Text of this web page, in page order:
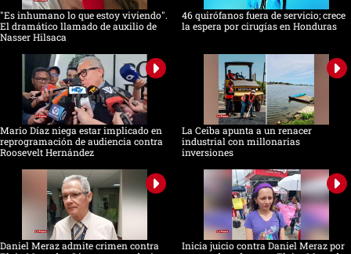
"Es inhumano lo que estoy viviendo".
El dramático llamado de auxilio de
Nasser Hilsaca
46 quirófanos fuera de servicio; crece
la espera por cirugías en Honduras
Mario Díaz niega estar implicado en
reprogramación de audiencia contra
Roosevelt Hernández
La Ceiba apunta a un renacer
industrial con millonarias
inversiones
Daniel Meraz admite crimen contra
Inicia juicio contra Daniel Meraz por